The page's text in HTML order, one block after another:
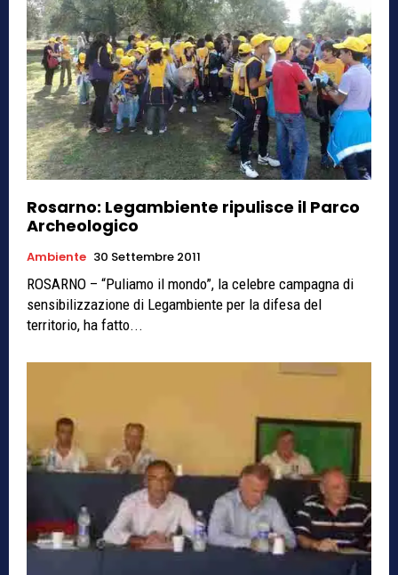
Rosarno: Legambiente ripulisce il Parco
Archeologico
Ambiente 30 Settembre 2011
ROSARNO – “Puliamo il mondo”, la celebre campagna di
sensibilizzazione di Legambiente per la difesa del
territorio, ha fatto...